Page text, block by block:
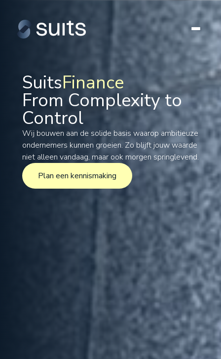
SuitsFinance
Tax
Legal
Formations
International
Projects
From Complexity to
Control
Wij bouwen aan de solide basis waarop ambitieuze
ondernemers kunnen groeien. Zo blijft jouw waarde
niet alleen vandaag, maar ook morgen springlevend.
Plan een kennismaking